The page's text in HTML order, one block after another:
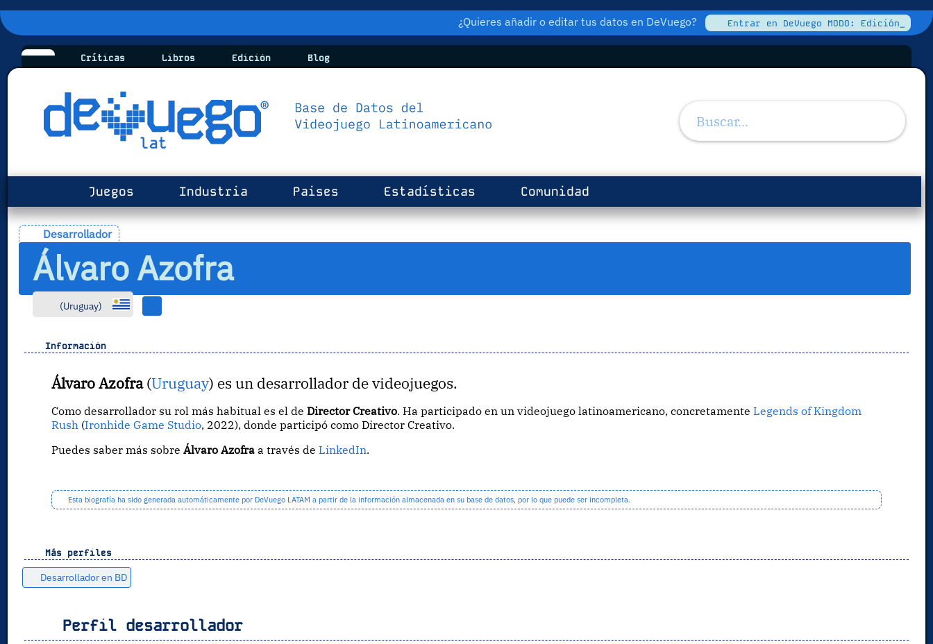
¿Quieres añadir o editar tus datos en DeVuego? Entrar en DeVuego MODO: Edición_
Críticas Libros Edición Blog
Juegos Industria Paises Estadísticas Comunidad
Desarrollador
Álvaro Azofra
(Uruguay)
Información
Álvaro Azofra(Uruguay) es un desarrollador de videojuegos.
Como desarrollador su rol más habitual es el de Director Creativo. Ha participado en un videojuego latinoamericano, concretamente Legends of Kingdom
Rush(Ironhide Game Studio, 2022), donde participó como Director Creativo.
Puedes saber más sobre Álvaro Azofraa través de LinkedIn.
Esta biografía ha sido generada automáticamente por DeVuego LATAM a partir de la información almacenada en su base de datos, por lo que puede ser incompleta.
Más perfiles
Desarrollador en BD
Perfil desarrollador